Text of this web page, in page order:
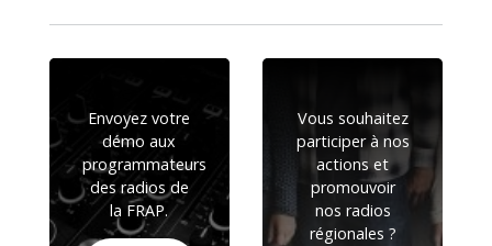
Envoyez votre
démo aux
programmateurs
des radios de
la FRAP.
Vous souhaitez
participer à nos
actions et
promouvoir
nos radios
régionales ?